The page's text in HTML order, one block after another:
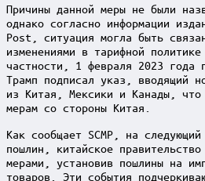
Причины данной меры не были
однако согласно информации
Post, ситуация могла быть
изменениями в тарифной
частности, 1 февраля 2023 года
Трамп подписал указ, вводящий
из Китая, Мексики и Канады, что
мерам со стороны Китая.
Как сообщает SCMP, на
пошлин, китайское
мерами, установив пошлины на
товаров. Эти события